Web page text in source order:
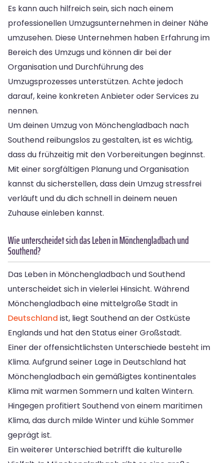
Es kann auch hilfreich sein, sich nach einem
professionellen Umzugsunternehmen in deiner Nähe
umzusehen. Diese Unternehmen haben Erfahrung im
Bereich des Umzugs und können dir bei der
Organisation und Durchführung des
Umzugsprozesses unterstützen. Achte jedoch
darauf, keine konkreten Anbieter oder Services zu
nennen.
Um deinen Umzug von Mönchengladbach nach
Southend reibungslos zu gestalten, ist es wichtig,
dass du frühzeitig mit den Vorbereitungen beginnst.
Mit einer sorgfältigen Planung und Organisation
kannst du sicherstellen, dass dein Umzug stressfrei
verläuft und du dich schnell in deinem neuen
Zuhause einleben kannst.
Wie unterscheidet sich das Leben in Mönchengladbach und
Southend?
Das Leben in Mönchengladbach und Southend
unterscheidet sich in vielerlei Hinsicht. Während
Mönchengladbach eine mittelgroße Stadt in
Deutschland ist, liegt Southend an der Ostküste
Englands und hat den Status einer Großstadt.
Einer der offensichtlichsten Unterschiede besteht im
Klima. Aufgrund seiner Lage in Deutschland hat
Mönchengladbach ein gemäßigtes kontinentales
Klima mit warmen Sommern und kalten Wintern.
Hingegen profitiert Southend von einem maritimen
Klima, das durch milde Winter und kühle Sommer
geprägt ist.
Ein weiterer Unterschied betrifft die kulturelle